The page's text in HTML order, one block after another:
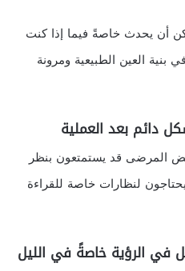
أن يحدث خاصةً فيما إذا كنت
العين الطبيعية ومرونة
دائم بعد العملية
المرضى قد يستمتعون بنظر
لنظارات خاصة للقراءة
الرؤية خاصةً في الليل